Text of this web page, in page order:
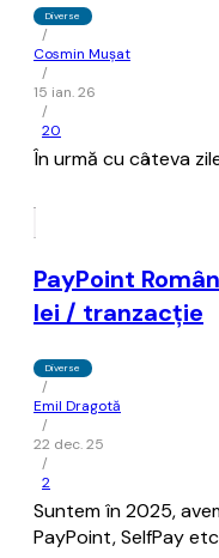
Diverse
/
Cosmin Mușat
/
15 ian. 26
/
20
În urmă cu câteva
PayPoint
lei / tranzacție
Diverse
/
Emil Dragotă
/
22 dec. 25
/
2
Suntem în 2025,
PayPoint, SelfPay